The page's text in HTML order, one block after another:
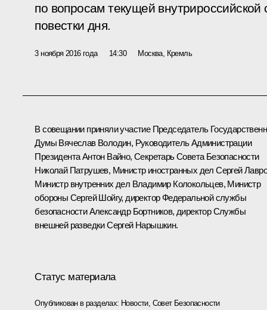
по вопросам текущей внутрироссийской
повестки дня.
3 ноября 2016 года 14:30 Москва, Кремль
В совещании приняли участие Председатель
Думы Вячеслав Володин, Руководитель Администрации
ПрезидентаАнтон Вайно, Секретарь Совета Безопасности
Николай Патрушев, Министр иностранных делСергей
Министр внутренних дел Владимир Колокольцев, Министр
обороны Сергей Шойгу, директор Федеральной службы
безопасностиАлександр Бортников, директор Службы
внешней разведкиСергей Нарышкин.
Статус материала
Опубликован в разделах: Новости, Совет Безопасности